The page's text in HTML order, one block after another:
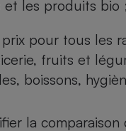
les produits bio
pour tous les
fruits et
boissons,
la comparaison